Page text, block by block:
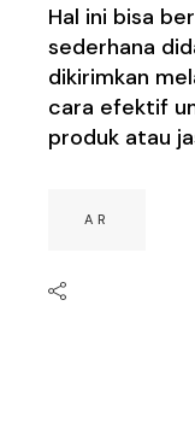
Hal ini bisa
sederhana
dikirimkan
cara efektif
produk atau
AR